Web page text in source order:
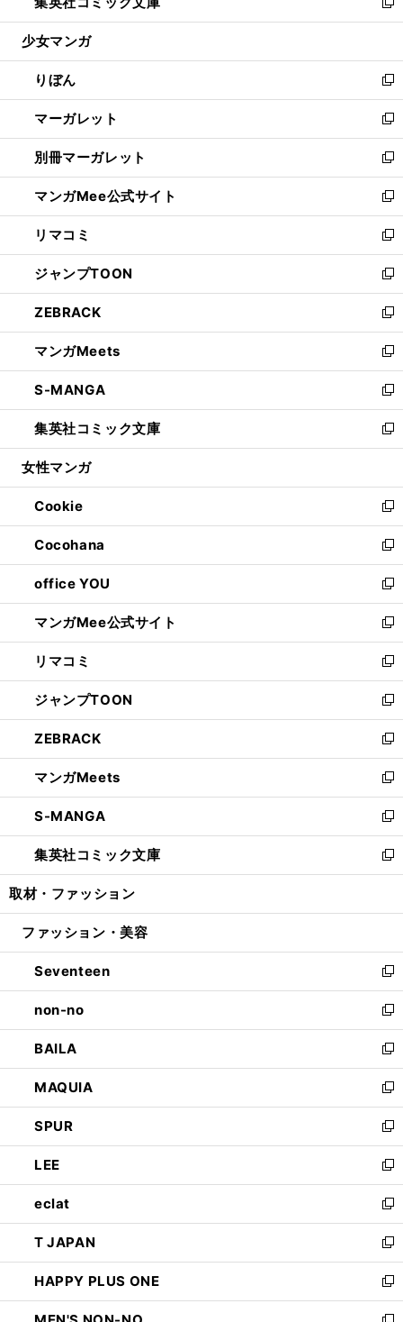
開
ド
ウ
開
く
ィ
ン
ウ
で
開
く
い
ウ
ン
ド
ウ
で
開
く
新
し
ウ
ィ
ン
ド
ウ
で
開
く
少女マンガ
りぼん
新
し
い
ウ
ィ
ン
ド
ウ
で
開
く
マーガレット
新
し
い
ウ
ィ
ン
ド
ウ
で
開
く
別冊マーガレット
新
し
い
ウ
ィ
ン
ド
ウ
で
開
く
マンガMee公式サイト
新
し
い
ウ
ィ
ン
ド
ウ
で
開
く
リマコミ
新
し
い
ウ
ィ
ン
ド
ウ
で
開
く
ジャンプTOON
新
し
い
ウ
ィ
ン
ド
ウ
で
開
ZEBRACK
新
し
い
ウ
ィ
ン
ド
ウ
開
く
マンガMeets
新
し
い
ウ
ィ
ン
ウ
で
開
く
S-MANGA
新
し
い
ウ
ン
ド
ウ
で
開
く
集英社コミック文庫
新
し
ウ
ィ
ン
ド
ウ
で
開
く
女性マンガ
Cookie
新
し
い
ウ
ィ
ン
ド
ウ
で
開
く
Cocohana
新
し
い
ウ
ィ
ン
ド
ウ
で
開
く
office YOU
新
し
い
ウ
ィ
ン
ド
ウ
で
開
く
マンガMee公式サイト
新
し
い
ウ
ィ
ン
ド
ウ
で
開
く
リマコミ
新
し
い
ウ
ィ
ン
ド
ウ
で
開
く
ジャンプTOON
新
し
い
ウ
ィ
ン
ド
ウ
で
開
ZEBRACK
新
し
い
ウ
ィ
ン
ド
ウ
開
マンガMeets
新
し
い
ウ
ィ
ン
ウ
開
く
S-MANGA
新
し
い
ウ
ン
ウ
で
開
く
集英社コミック文庫
新
し
ウ
ン
ド
ウ
で
開
く
取材・ファッション
ファッション・美容
Seventeen
新
し
い
ウ
ィ
ン
ド
ウ
で
開
く
non-no
新
し
い
ウ
ィ
ン
ド
ウ
で
開
く
BAILA
新
し
い
ウ
ィ
ン
ド
ウ
で
開
く
MAQUIA
新
し
い
ウ
ィ
ン
ド
ウ
で
開
く
SPUR
新
し
い
ウ
ィ
ン
ド
ウ
で
開
LEE
新
し
い
ウ
ィ
ン
ド
ウ
eclat
新
し
い
ウ
ィ
ン
T JAPAN
新
し
い
ウ
HAPPY PLUS ONE
新
し